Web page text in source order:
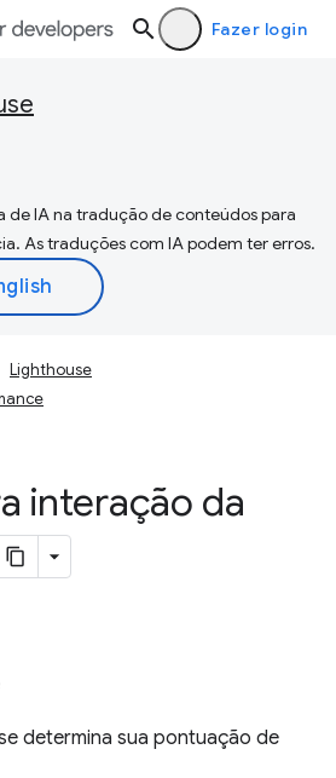
Fazer login
de IA na tradução de conteúdos para
As traduções com IA podem ter erros.
Lighthouse
interação da
determina sua pontuação de